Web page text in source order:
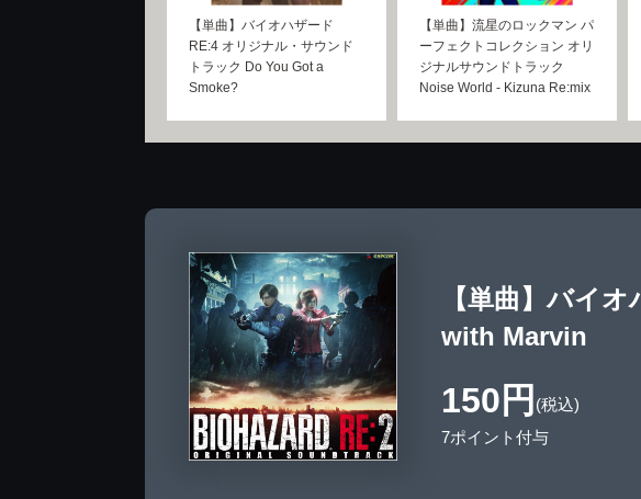
【単曲】バイオハザード
RE:4 オリジナル・サウンド
トラック Do You Got a
Smoke?
【単曲】流星のロックマン パ
ーフェクトコレクション オリ
ジナルサウンドトラック
Noise World - Kizuna Re:mix
【単曲】バイ
with Marvin
150円 (税込)
7ポイント付与